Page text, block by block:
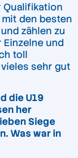
Qualifikation
den besten
zählen zu
Einzelne und
toll
sehr gut
die U19
her
Siege
Was war in